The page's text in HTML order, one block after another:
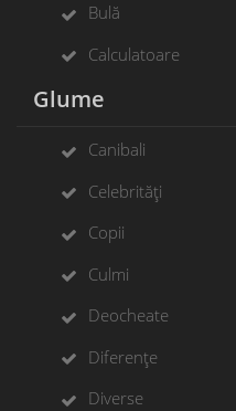
Bulă
Calculatoare
Glume
Canibali
Celebrități
Copii
Culmi
Deocheate
Diferențe
Diverse